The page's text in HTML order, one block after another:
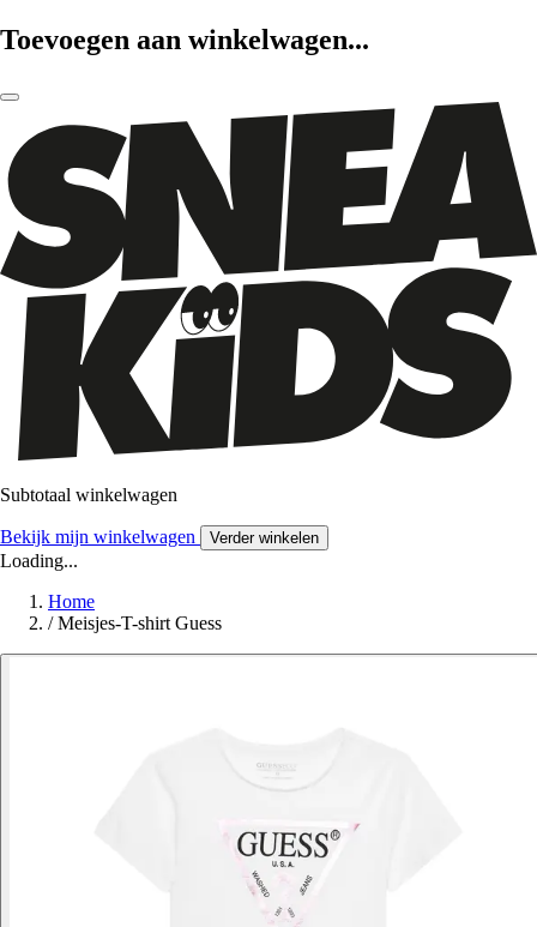
Toevoegen aan winkelwagen...
Subtotaal winkelwagen
Bekijk mijn winkelwagen Verder winkelen
Loading...
Home
/ Meisjes-T-shirt Guess